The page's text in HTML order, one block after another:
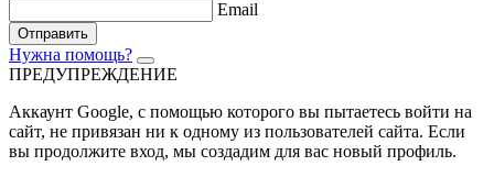
Email
Отправить
Нужна помощь?
ПРЕДУПРЕЖДЕНИЕ
Аккаунт Google, с помощью которого вы пытаетесь войти на
сайт, не привязан ни к одному из пользователей сайта. Если
вы продолжите вход, мы создадим для вас новый профиль.